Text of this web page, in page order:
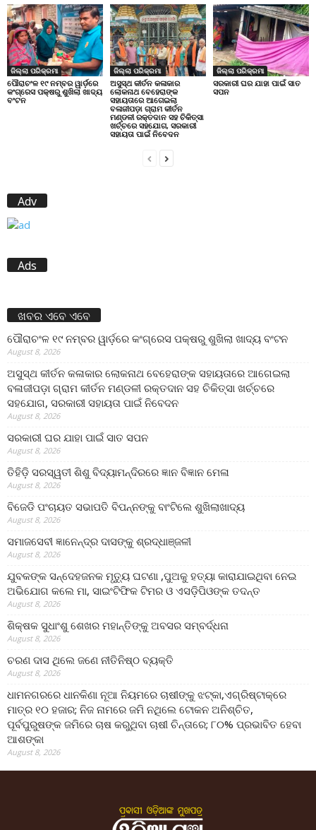
ଜିଲ୍ଲା ପରିକ୍ରମା
ପୌରାଚଂଳ ୧୯ ନମ୍ବର ୱାର୍ଡ଼ରେ
କଂଗ୍ରେସ ପକ୍ଷରୁ ଶୁଖିଲା ଖାଦ୍ୟ
ବଂଟନ
ଜିଲ୍ଲା ପରିକ୍ରମା
ଅସୁସ୍ଥ କୀର୍ତନ କଳାକାର
ଲୋକନାଥ ବେହେରାଙ୍କ
ସହାୟତାରେ ଆଗେଇଲା
ବଳାଜୀପଡ଼ା ଗ୍ରାମ କୀର୍ତନ
ମଣ୍ଡଳୀ ରକ୍ତଦାନ ସହ ଚିକିତ୍ସା
ଖର୍ଚ୍ଚରେ ସହଯୋଗ, ସରକାରୀ
ସହାୟତା ପାଇଁ ନିବେଦନ
ଜିଲ୍ଲା ପରିକ୍ରମା
ସରକାରୀ ଘର ଯାହା ପାଇଁ ସାତ
ସପନ
Adv
Ads
ଖବର ଏବେ ଏବେ
ପୌରାଚଂଳ ୧୯ ନମ୍ବର ୱାର୍ଡ଼ରେ କଂଗ୍ରେସ ପକ୍ଷରୁ ଶୁଖିଲା ଖାଦ୍ୟ ବଂଟନ
August 8, 2026
ଅସୁସ୍ଥ କୀର୍ତନ କଳାକାର ଲୋକନାଥ ବେହେରାଙ୍କ ସହାୟତାରେ ଆଗେଇଲା
ବଳାଜୀପଡ଼ା ଗ୍ରାମ କୀର୍ତନ ମଣ୍ଡଳୀ ରକ୍ତଦାନ ସହ ଚିକିତ୍ସା ଖର୍ଚ୍ଚରେ
ସହଯୋଗ, ସରକାରୀ ସହାୟତା ପାଇଁ ନିବେଦନ
August 8, 2026
ସରକାରୀ ଘର ଯାହା ପାଇଁ ସାତ ସପନ
August 8, 2026
ତିହିଡି଼ ସରସ୍ୱତୀ ଶିଶୁ ବିଦ୍ୟାମନ୍ଦିରରେ ଜ୍ଞାନ ବିଜ୍ଞାନ ମେଳା
August 8, 2026
ବିଜେଡି ପଂଚାୟତ ସଭାପତି ବିପନ୍ନଙ୍କୁ ବାଂଟିଲେ ଶୁଖିଲାଖାଦ୍ୟ
August 8, 2026
ସମାଜସେବୀ ଜ୍ଞାନେନ୍ଦ୍ର ଦାସଙ୍କୁ ଶ୍ରଦ୍ଧାଞ୍ଜଳୀ
August 8, 2026
ଯୁବକଙ୍କ ସନ୍ଦେହଜନକ ମୃତ୍ୟୁ ଘଟଣା ,ପୁଅକୁ ହତ୍ୟା କାରାଯାଇଥିବା ନେଇ
ଅଭିଯୋଗ କଲେ ମା, ସାଇଂଟିଫିକ ଟିମର ଓ ଏସଡ଼ିପିଓଙ୍କ ତଦନ୍ତ
August 8, 2026
ଶିକ୍ଷକ ସୁଧାଂଶୁ ଶେଖର ମହାନ୍ତିଙ୍କୁ ଅବସର ସମ୍ବର୍ଦ୍ଧନା
August 8, 2026
ଚରଣ ଦାସ ଥିଲେ ଜଣେ ନୀତିନିଷ୍ଠ ବ୍ୟକ୍ତି
August 8, 2026
ଧାମନଗରରେ ଧାନକିଣା ନୂଆ ନିୟମରେ ଚାଷୀଙ୍କୁ ଝଟ୍‌କା,ଏଗ୍ରିଷ୍ଟାକ୍‌ରେ
ମାତ୍ର ୧୦ ହଜାର; ନିଜ ନାମରେ ଜମି ନଥିଲେ ଟୋକନ ଅନିଶ୍ଚିତ,
ପୂର୍ବପୁରୁଷଙ୍କ ଜମିରେ ଚାଷ କରୁଥିବା ଚାଷୀ ଚିନ୍ତାରେ; ୮୦% ପ୍ରଭାବିତ ହେବା
ଆଶଙ୍କା
August 8, 2026